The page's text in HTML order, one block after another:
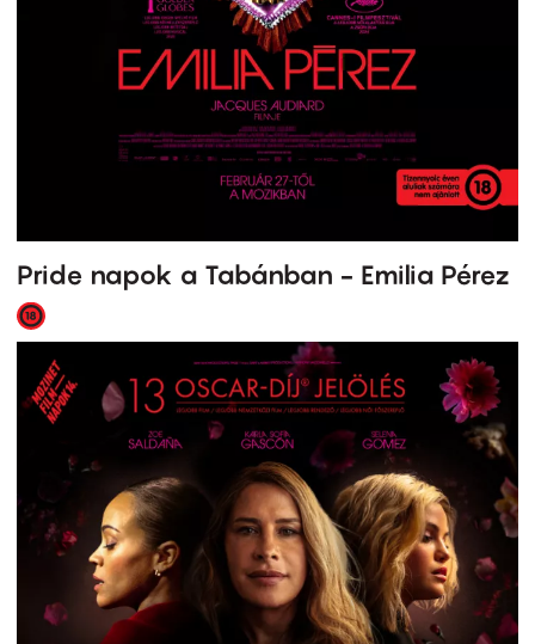
Pride napok a Tabánban - Emilia Pérez